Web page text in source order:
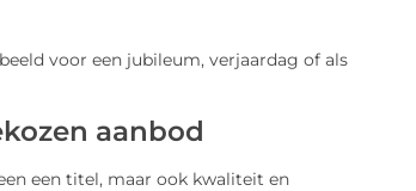
voor een jubileum, verjaardag of als
aanbod
een titel, maar ook kwaliteit en